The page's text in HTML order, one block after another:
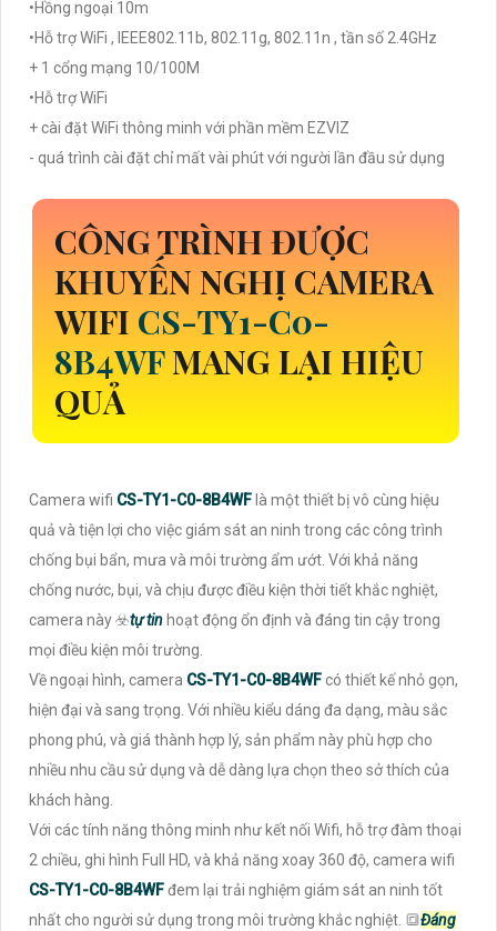
•Hồng ngoại 10m
•Hỗ trợ WiFi , IEEE802.11b, 802.11g, 802.11n , tần số 2.4GHz
+ 1 cổng mạng 10/100M
•Hỗ trợ WiFi
+ cài đặt WiFi thông minh với phần mềm EZVIZ
- quá trình cài đặt chỉ mất vài phút với người lần đầu sử dụng
CÔNG TRÌNH ĐƯỢC
KHUYẾN NGHỊ CAMERA
WIFI CS-TY1-C0-
8B4WFMANG LẠI HIỆU
QUẢ
Camera wifi CS-TY1-C0-8B4WF là một thiết bị vô cùng hiệu
quả và tiện lợi cho việc giám sát an ninh trong các công trình
chống bụi bẩn, mưa và môi trường ẩm ướt. Với khả năng
chống nước, bụi, và chịu được điều kiện thời tiết khắc nghiệt,
camera này ☣️tự tin hoạt động ổn định và đáng tin cậy trong
mọi điều kiện môi trường.
Về ngoại hình, camera CS-TY1-C0-8B4WFcó thiết kế nhỏ gọn,
hiện đại và sang trọng. Với nhiều kiểu dáng đa dạng, màu sắc
phong phú, và giá thành hợp lý, sản phẩm này phù hợp cho
nhiều nhu cầu sử dụng và dễ dàng lựa chọn theo sở thích của
khách hàng.
Với các tính năng thông minh như kết nối Wifi, hỗ trợ đàm thoại
2 chiều, ghi hình Full HD, và khả năng xoay 360 độ, camera wifi
CS-TY1-C0-8B4WFđem lại trải nghiệm giám sát an ninh tốt
nhất cho người sử dụng trong môi trường khắc nghiệt. 🔳Đáng